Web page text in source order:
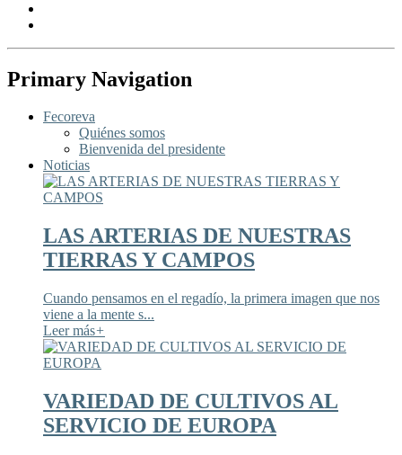
Primary Navigation
Fecoreva
Quiénes somos
Bienvenida del presidente
Noticias
LAS ARTERIAS DE NUESTRAS
TIERRAS Y CAMPOS
Cuando pensamos en el regadío, la primera imagen que nos
viene a la mente s...
Leer más+
VARIEDAD DE CULTIVOS AL
SERVICIO DE EUROPA